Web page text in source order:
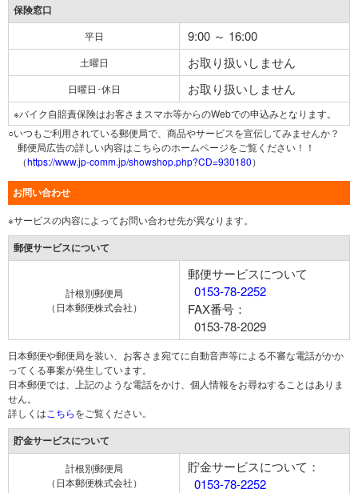
保険窓口
平日 9:00 ～ 16:00
土曜日 お取り扱いしません
日曜日･休日 お取り扱いしません
※バイク自賠責保険はお客さまスマホ等からのWebでの申込みとなります。
○いつもご利用されている郵便局で、商品やサービスを宣伝してみませんか？
郵便局広告の詳しい内容はこちらのホームページをご覧ください！！
（https://www.jp-comm.jp/showshop.php?CD=930180）
お問い合わせ
※サービスの内容によってお問い合わせ先が異なります。
郵便サービスについて
計根別郵便局
（日本郵便株式会社）
郵便サービスについて
0153-78-2252
FAX番号：
0153-78-2029
日本郵便や郵便局を装い、お客さま宛てに自動音声等による不審な電話がかか
ってくる事案が発生しています。
日本郵便では、上記のような電話をかけ、個人情報をお尋ねすることはありま
せん。
詳しくは こちらをご覧ください。
貯金サービスについて
計根別郵便局
（日本郵便株式会社）
貯金サービスについて：
0153-78-2252